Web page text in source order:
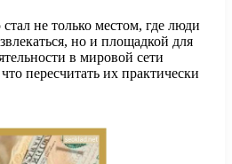
не только местом, где люди
но и площадкой для
в мировой сети
пересчитать их практически